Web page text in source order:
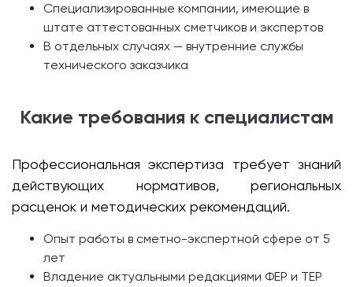
Специализированные компании, имеющие в
штате аттестованных сметчиков и экспертов
В отдельных случаях — внутренние службы
технического заказчика
Какие требования к специалистам
Профессиональная экспертиза требует знаний
действующих нормативов, региональных
расценок и методических рекомендаций.
Опыт работы в сметно-экспертной сфере от 5
лет
Владение актуальными редакциями ФЕР и ТЕР